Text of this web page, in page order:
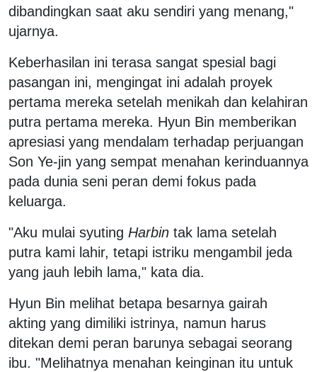
dibandingkan saat aku sendiri yang menang,"
ujarnya.
Keberhasilan ini terasa sangat spesial bagi
pasangan ini, mengingat ini adalah proyek
pertama mereka setelah menikah dan kelahiran
putra pertama mereka. Hyun Bin memberikan
apresiasi yang mendalam terhadap perjuangan
Son Ye-jin yang sempat menahan kerinduannya
pada dunia seni peran demi fokus pada
keluarga.
"Aku mulai syuting Harbin tak lama setelah
putra kami lahir, tetapi istriku mengambil jeda
yang jauh lebih lama," kata dia.
Hyun Bin melihat betapa besarnya gairah
akting yang dimiliki istrinya, namun harus
ditekan demi peran barunya sebagai seorang
ibu. "Melihatnya menahan keinginan itu untuk